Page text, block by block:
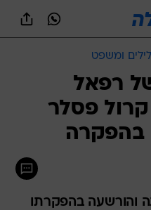
ומשפט
רפאל
פסלר
בהפקרה
והורשעה בהפקרתו